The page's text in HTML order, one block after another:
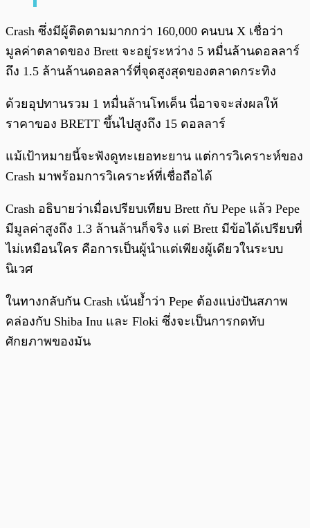
Crash ซึ่งมีผู้ติดตามมากกว่า 160,000 คนบน X เชื่อว่า
มูลค่าตลาดของ Brett จะอยู่ระหว่าง 5 หมื่นล้านดอลลาร์
ถึง 1.5 ล้านล้านดอลลาร์ที่จุดสูงสุดของตลาดกระทิง
ด้วยอุปทานรวม 1 หมื่นล้านโทเค็น นี่อาจจะส่งผลให้
ราคาของ BRETT ขึ้นไปสูงถึง 15 ดอลลาร์
แม้เป้าหมายนี้จะฟังดูทะเยอทะยาน แต่การวิเคราะห์ของ
Crash มาพร้อมการวิเคราะห์ที่เชื่อถือได้
Crash อธิบายว่าเมื่อเปรียบเทียบ Brett กับ Pepe แล้ว Pepe
มีมูลค่าสูงถึง 1.3 ล้านล้านก็จริง แต่ Brett มีข้อได้เปรียบที่
ไม่เหมือนใคร คือการเป็นผู้นำแต่เพียงผู้เดียวในระบบ
นิเวศ
ในทางกลับกัน Crash เน้นย้ำว่า Pepe ต้องแบ่งปันสภาพ
คล่องกับ Shiba Inu และ Floki ซึ่งจะเป็นการกดทับ
ศักยภาพของมัน